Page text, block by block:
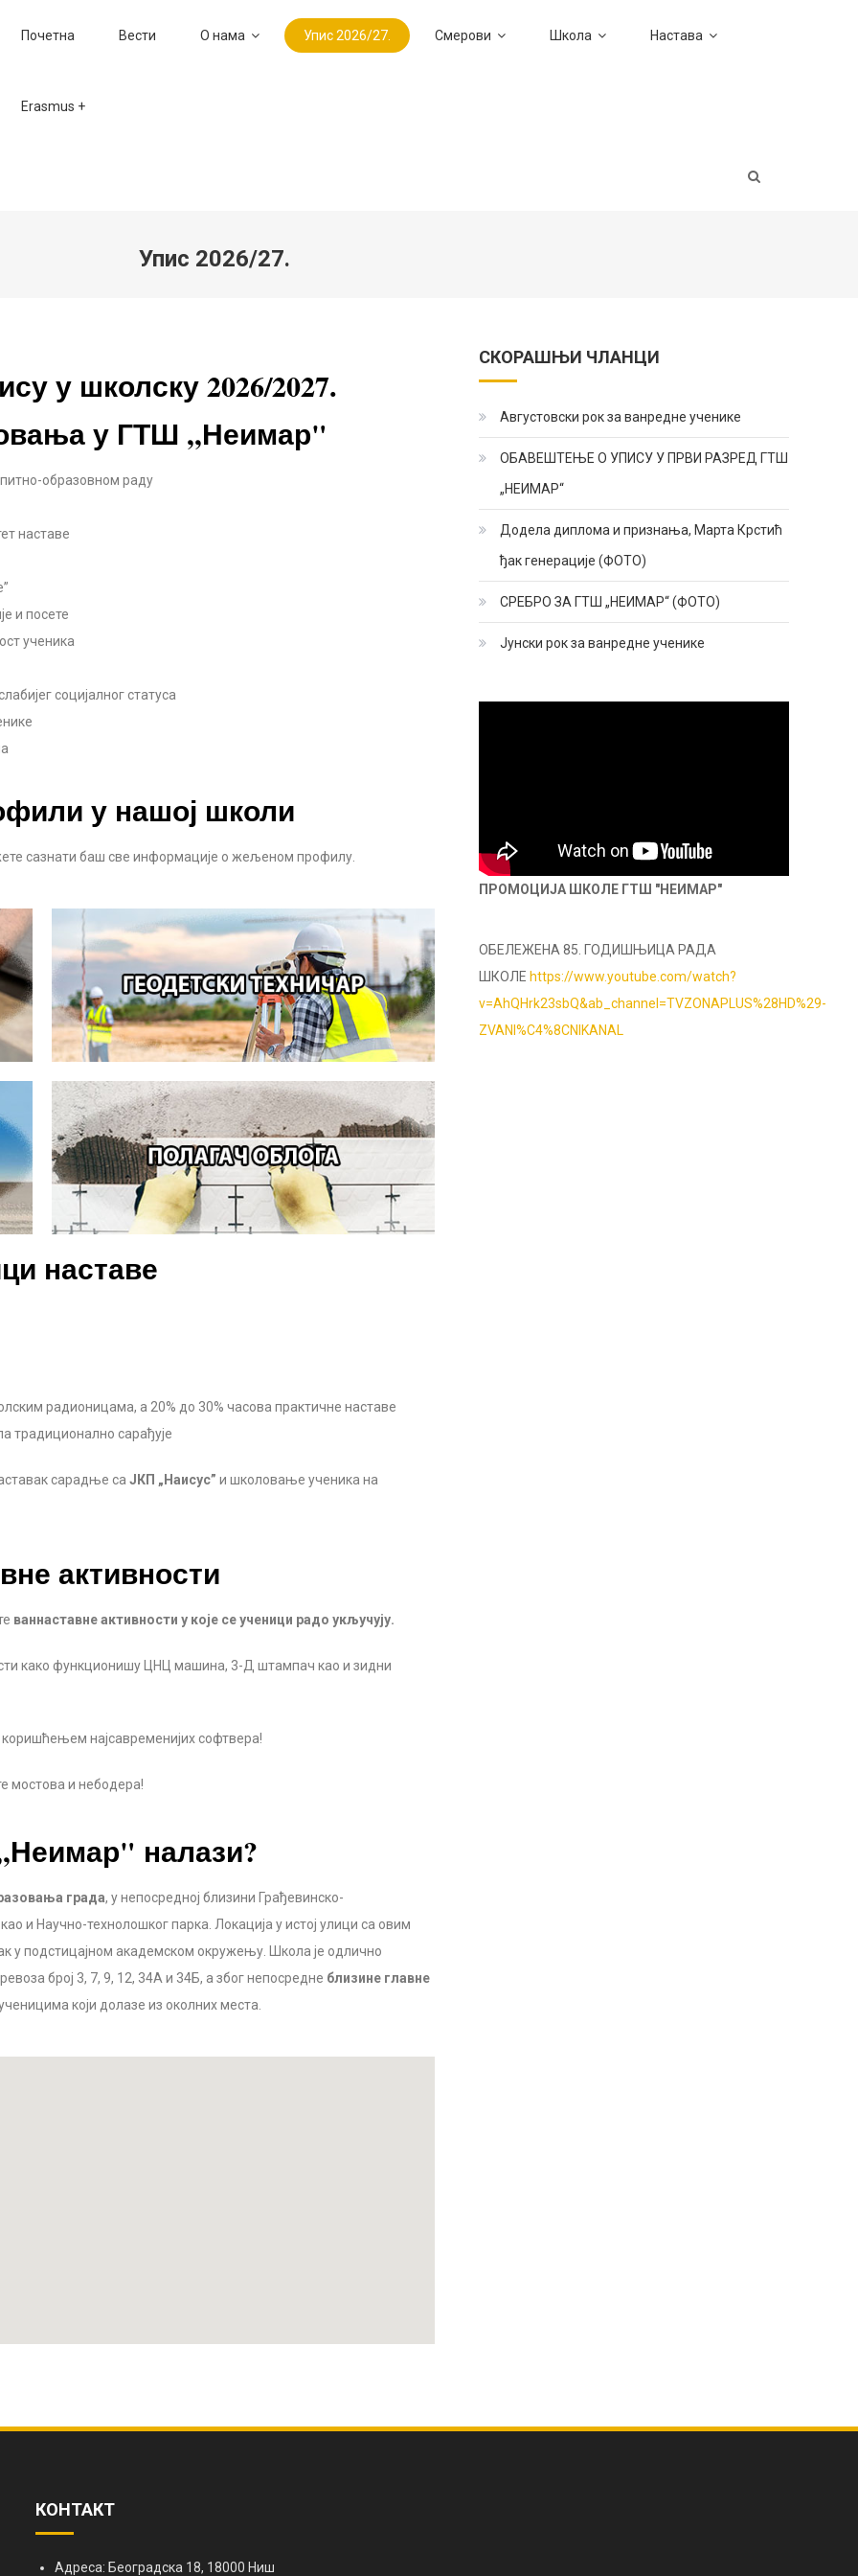
Почетна Вести О нама Упис 2026/27. Смерови Школа Настава
Erasmus +
Упис 2026/27.
у школску 2026/2027.
у ГТШ ,,Неимар"
образовном раду
наставе
и посете
ученика
социјалног статуса
у нашој школи
сазнати баш све информације о жељеном профилу.
наставе
радионицама, а 20% до 30% часова практичне наставе
традиционално сарађује
сарадње са ЈКП „Наисус” и школовање ученика на
активности
ваннаставне активности у које се ученици радо укључују.
како функционишу ЦНЦ машина, 3-Д штампач као и зидни
најсавременијих софтвера!
мостова и небодера!
налази?
града, у непосредној близини Грађевинско-
и Научно-технолошког парка. Локација у истој улици са овим
у подстицајном академском окружењу. Школа је одлично
број 3, 7, 9, 12, 34А и 34Б, а због непосредне близине главне
који долазе из околних места.
СКОРАШЊИ ЧЛАНЦИ
Августовски рок за ванредне ученике
ОБАВЕШТЕЊЕ О УПИСУ У ПРВИ РАЗРЕД ГТШ
„НЕИМАР“
Додела диплома и признања, Марта Крстић
ђак генерације (ФОТО)
СРЕБРО ЗА ГТШ „НЕИМАР“ (ФОТО)
Јунски рок за ванредне ученике
ПРОМОЦИЈА ШКОЛЕ ГТШ "НЕИМАР"
ОБЕЛЕЖЕНА 85. ГОДИШЊИЦА РАДА
ШКОЛЕ https://www.youtube.com/watch?
v=AhQHrk23sbQ&ab_channel=TVZONAPLUS%28HD%29-
ZVANI%C4%8CNIKANAL
КОНТАКТ
Адреса: Београдска 18, 18000 Ниш